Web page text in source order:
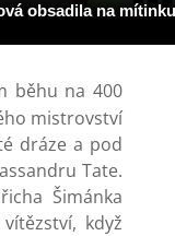
obsadila na
běhu na 400
mistrovství
dráze a pod
Tate.
Šimánka
když